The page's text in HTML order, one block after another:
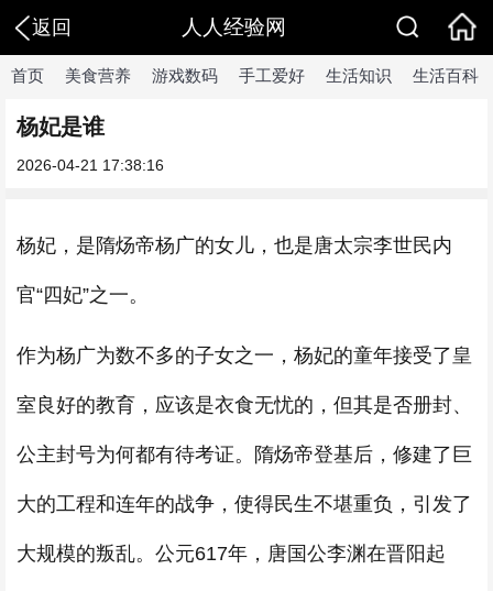
返回 人人经验网
首页 美食营养 游戏数码 手工爱好 生活知识 生活百科
杨妃是谁
2026-04-21 17:38:16
杨妃，是 隋炀帝杨广的女儿，也是唐太宗李世民内
官“四妃”之一。
作为杨广为数不多的子女之一，杨妃的童年接受了皇
室良好的教育，应该是衣食无忧的，但其是否册封、
公主封号为何都有待考证。隋炀帝登基后，修建了巨
大的工程和连年的战争，使得民生不堪重负，引发了
大规模的叛乱。公元617年，唐国公李渊在晋阳起